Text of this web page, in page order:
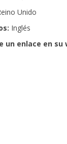
Unido
Inglés
enlace en su